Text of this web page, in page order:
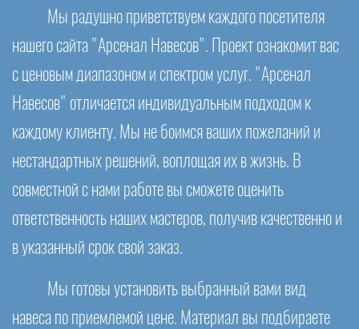
Мы радушно приветствуем каждого посетителя
нашего сайта "Арсенал Навесов". Проект ознакомит вас
с ценовым диапазоном и спектром услуг. "Арсенал
Навесов" отличается индивидуальным подходом к
каждому клиенту. Мы не боимся ваших пожеланий и
нестандартных решений, воплощая их в жизнь. В
совместной с нами работе вы сможете оценить
ответственность наших мастеров, получив качественно и
в указанный срок свой заказ.
Мы готовы установить выбранный вами вид
навеса по приемлемой цене. Материал вы подбираете